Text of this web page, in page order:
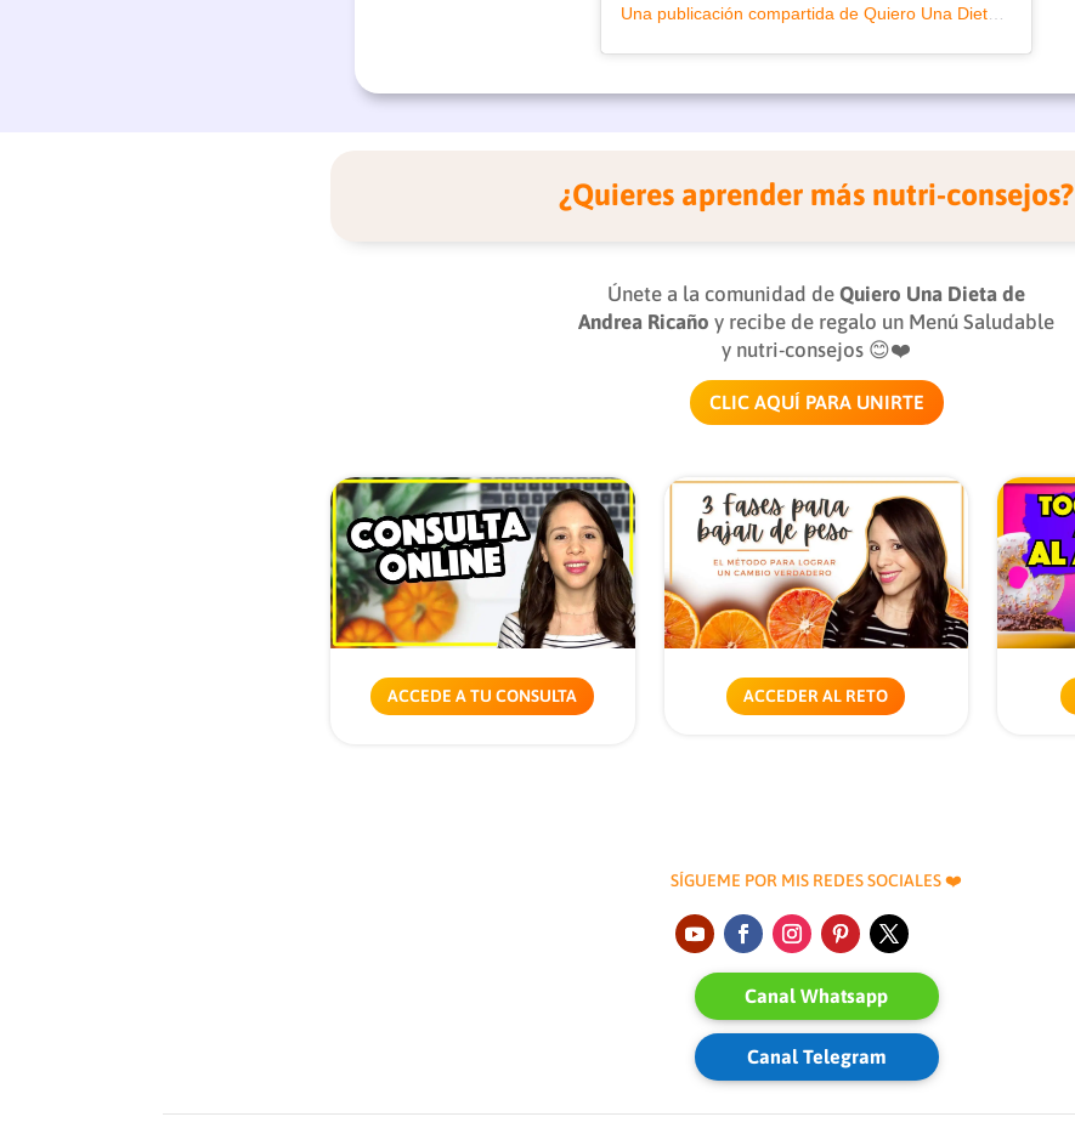
Una publicación compartida de Quiero Una Dieta de Andrea (@quierounadieta)
¿Quieres aprender más nutri-consejos?
Únete a la comunidad de Quiero Una Dieta de
Andrea Ricaño y recibe de regalo un Menú Saludable
y nutri-consejos 😊❤️
CLIC AQUÍ PARA UNIRTE
ACCEDE A TU CONSULTA ACCEDER AL RETO
SÍGUEME POR MIS REDES SOCIALES ❤️
Canal Whatsapp
Canal Telegram